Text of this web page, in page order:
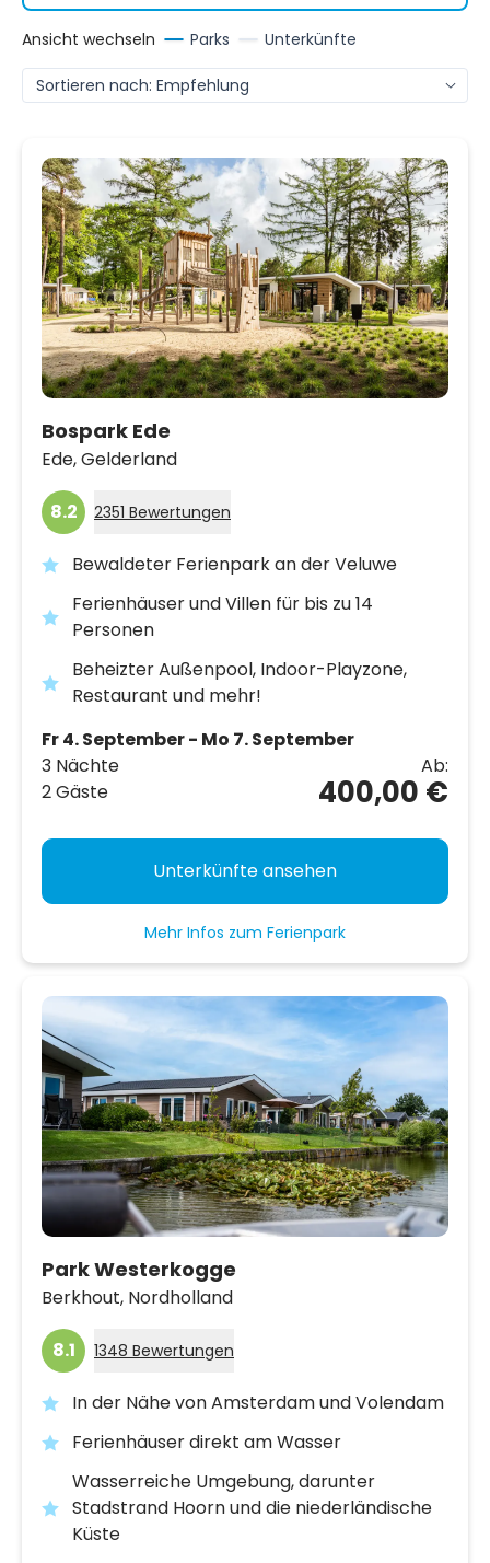
Ansicht wechseln Parks Unterkünfte
Bospark Ede
Ede,Gelderland
8.2 2351 Bewertungen
Bewaldeter Ferienpark an der Veluwe
Ferienhäuser und Villen für bis zu 14
Personen
Beheizter Außenpool, Indoor-Playzone,
Restaurant und mehr!
Fr 4. September - Mo 7. September
3 Nächte
2 Gäste
Ab:
400,00 €
Unterkünfte ansehen
Mehr Infos zum Ferienpark
Park Westerkogge
Berkhout, Nordholland
8.1 1348 Bewertungen
In der Nähe von Amsterdam und Volendam
Ferienhäuser direkt am Wasser
Wasserreiche Umgebung, darunter
Stadstrand Hoorn und die niederländische
Küste